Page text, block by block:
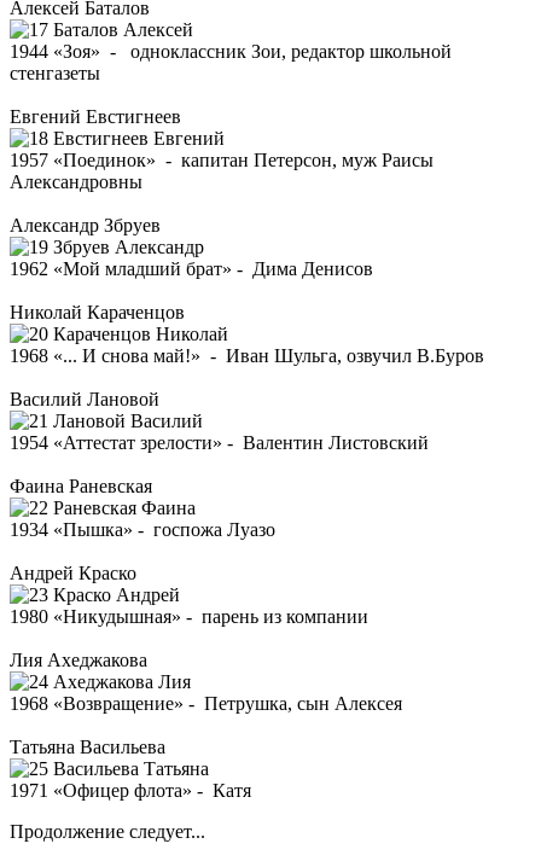
Алексей Баталов
1944 «Зоя» - одноклассник Зои, редактор школьной
стенгазеты
Евгений Евстигнеев
1957 «Поединок» - капитан Петерсон, муж Раисы
Александровны
Александр Збруев
1962 «Мой младший брат» - Дима Денисов
Николай Караченцов
1968 «... И снова май!» - Иван Шульга, озвучил В.Буров
Василий Лановой
1954 «Аттестат зрелости» - Валентин Листовский
Фаина Раневская
1934 «Пышка» - госпожа Луазо
Андрей Краско
1980 «Никудышная» - парень из компании
Лия Ахеджакова
1968 «Возвращение» - Петрушка, сын Алексея
Татьяна Васильева
1971 «Офицер флота» - Катя
Продолжение следует...